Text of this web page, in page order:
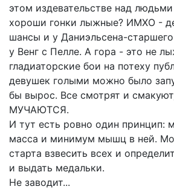
этом издевательстве над
хороши гонки лыжные? ИМХО -
шансы и у Даниэльсена-
у Венг с Пелле. А гора - это не
гладиаторские бои на потеху
девушек голыми можно было
бы вырос. Все смотрят и
МУЧАЮТСЯ.
И тут есть ровно один принцип:
масса и минимум мышц в ней.
старта взвесить всех и
и выдать медальки.
Не заводит...